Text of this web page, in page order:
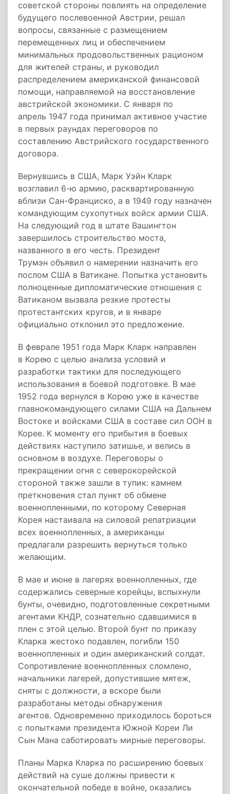
советской стороны повлиять на определение
будущего послевоенной Австрии, решал
вопросы, связанные с размещением
перемещенных лиц и обеспечением
минимальных продовольственных рационом
для жителей страны, и руководил
распределением американской финансовой
помощи, направляемой на восстановление
австрийской экономики. С января по
апрель 1947 года принимал активное участие
в первых раундах переговоров по
составлению Австрийского государственного
договора.
Вернувшись в США, Марк Уэйн Кларк
возглавил 6-ю армию, расквартированную
вблизи Сан-Франциско, а в 1949 году назначен
командующим сухопутных войск армии США.
На следующий год в штате Вашингтон
завершилось строительство моста,
названного в его честь. Президент
Трумэн объявил о намерении назначить его
послом США в Ватикане. Попытка установить
полноценные дипломатические отношения с
Ватиканом вызвала резкие протесты
протестантских кругов, и в январе
официально отклонил это предложение.
В феврале 1951 года Марк Кларк направлен
в Корею с целью анализа условий и
разработки тактики для последующего
использования в боевой подготовке. В мае
1952 года вернулся в Корею уже в качестве
главнокомандующего силами США на Дальнем
Востоке и войсками США в составе сил ООН в
Корее. К моменту его прибытия в боевых
действиях наступило затишье, и велись в
основном в воздухе. Переговоры о
прекращении огня с северокорейской
стороной также зашли в тупик: камнем
преткновения стал пункт об обмене
военнопленными, по которому Северная
Корея настаивала на силовой репатриации
всех военнопленных, а американцы
предлагали разрешить вернуться только
желающим.
В мае и июне в лагерях военнопленных, где
содержались северные корейцы, вспыхнули
бунты, очевидно, подготовленные секретными
агентами КНДР, сознательно сдавшимися в
плен с этой целью. Второй бунт по приказу
Кларка жестоко подавлен, погибли 150
военнопленных и один американский солдат.
Сопротивление военнопленных сломлено,
начальники лагерей, допустившие мятеж,
сняты с должности, а вскоре были
разработаны методы обнаружения
агентов. Одновременно приходилось бороться
с попытками президента Южной Кореи Ли
Сын Мана саботировать мирные переговоры.
Планы Марка Кларка по расширению боевых
действий на суше должны привести к
окончательной победе в войне, оказались